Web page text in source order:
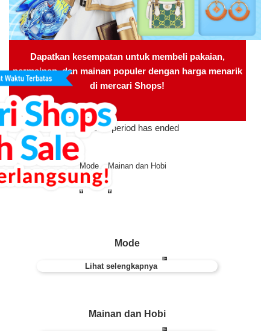
Dapatkan kesempatan untuk membeli pakaian,
permainan, dan mainan populer dengan harga menarik
di mercari Shops!
The sale period has ended
Mode Mainan dan Hobi
Mode
Lihat selengkapnya
Mainan dan Hobi